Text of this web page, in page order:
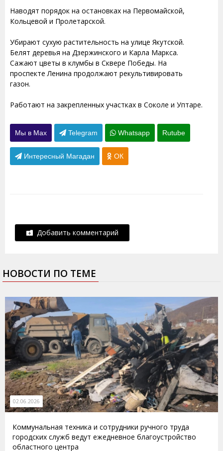
Наводят порядок на остановках на Первомайской,
Кольцевой и Пролетарской.
Убирают сухую растительность на улице Якутской.
Белят деревья на Дзержинского и Карла Маркса.
Сажают цветы в клумбы в Сквере Победы. На
проспекте Ленина продолжают рекультивировать
газон.
Работают на закрепленных участках в Соколе и Уптаре.
Мы в Max Telegram Whatsapp Rutube
Интересный Магадан ОК
Добавить комментарий
НОВОСТИ ПО ТЕМЕ
02.06.2026
Коммунальная техника и сотрудники ручного труда
городских служб ведут ежедневное благоустройство
областного центра